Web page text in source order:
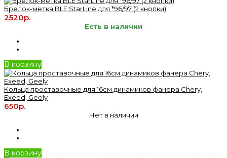
Брелок-метка BLE StarLine для *96/97 (2 кнопки)
2520р.
Есть в наличии
В корзину
Кольца проставочные для 16см динамиков фанера Chery,
Exeed, Geely
650р.
Нет в наличии
В корзину